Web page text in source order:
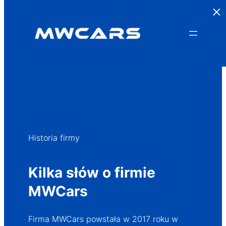
Historia firmy
Kilka słów o firmie
MWCars
Firma MWCars powstała w 2017 roku w
×